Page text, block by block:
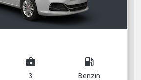
business_center
3
local_gas_station
Benzin